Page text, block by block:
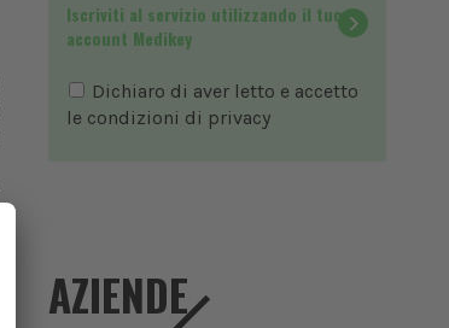
Iscriviti al servizio utilizzando il tuo
account Medikey
Dichiaro di aver letto e accetto
le condizioni di privacy
AZIENDE